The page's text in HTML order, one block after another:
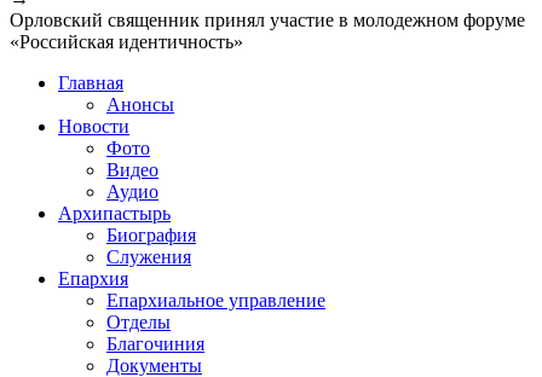
Орловский священник принял участие в молодежном форуме
«Российская идентичность»
Главная
Анонсы
Новости
Фото
Видео
Аудио
Архипастырь
Биография
Служения
Епархия
Епархиальное управление
Отделы
Благочиния
Документы